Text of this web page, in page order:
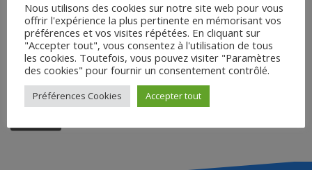
Saisir le mot de passe pour
télécharger :
Nous utilisons des cookies sur notre site web pour vous
offrir l'expérience la plus pertinente en mémorisant vos
préférences et vos visites répétées. En cliquant sur
"Accepter tout", vous consentez à l'utilisation de tous
les cookies. Toutefois, vous pouvez visiter "Paramètres
des cookies" pour fournir un consentement contrôlé.
Préférences Cookies Accepter tout